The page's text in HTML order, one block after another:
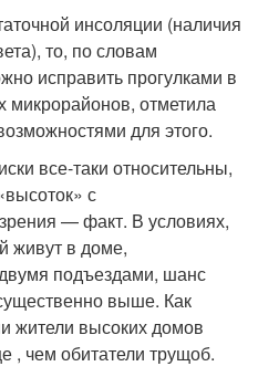
инсоляции (наличия
то, по словам
исправить прогулками в
микрорайонов, отметила
для этого.
все-таки относительны,
с
— факт. В условиях,
живут в доме,
подъездами, шанс
выше. Как
жители высоких домов
, чем обитатели трущоб.